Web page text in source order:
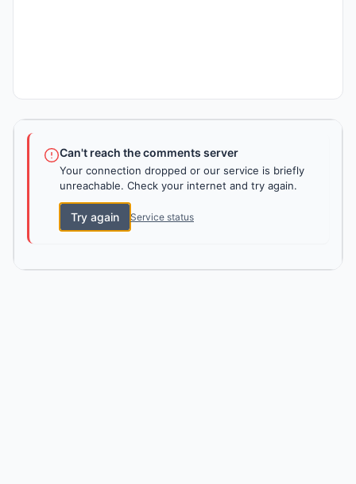
Can't reach the comments server
Your connection dropped or our service is briefly
unreachable. Check your internet and try again.
Try again Service status